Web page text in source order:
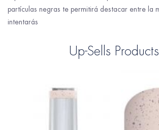
partículas negras te permitirá destacar entre la
intentarás
Up-Sells Products